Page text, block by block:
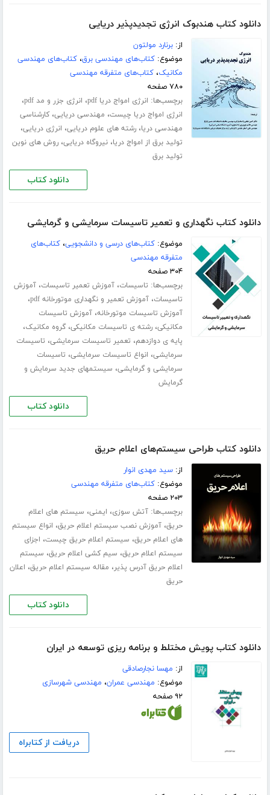
دانلود کتاب هندبوک انرژی تجدیدپذیر دریایی
از:برنارد مولتون
موضوع:کتاب‌های مهندسی برق،کتاب‌های مهندسی
مکانیک،کتاب‌های متفرقه مهندسی
۷۸۰ صفحه
برچسب‌ها: انرژی امواج دریا pdf ، انرژی جزر و مد pdf ،
انرژی امواج دریا چیست، مهندسی دریایی،کارشناسی
مهندسی دریا،رشته های علوم دریایی، انرژی دریایی،
تولید برق از امواج دریا،نیروگاه دریایی،روش های نوین
تولید برق
دانلود کتاب
دانلود کتاب نگهداری و تعمیر تاسیسات سرمایشی و گرمایشی
موضوع:کتاب‌های درسی و دانشجویی،کتاب‌های
متفرقه مهندسی
۳۰۴ صفحه
برچسب‌ها: تاسیسات،آموزش تعمیر تاسیسات،آموزش
تاسیسات،آموزش تعمیر و نگهداری موتورخانه pdf ،
آموزش تاسیسات موتورخانه،آموزش تاسیسات
مکانیکی،رشته ی تاسیسات مکانیکی،گروه مکانیک،
پایه ی دوازدهم، تعمیر تاسیسات سرمایشی، تاسیسات
سرمایشی، انواع تاسیسات سرمایشی، تاسیسات
سرمایشی و گرمایشی، سیستمهای جدید سرمایش و
گرمایش
دانلود کتاب
دانلود کتاب طراحی سیستم‌های اعلام حریق
از:سید مهدی انوار
موضوع:کتاب‌های متفرقه مهندسی
۲۰۳ صفحه
برچسب‌ها:آتش سوزی، ایمنی، سیستم های اعلام
حریق،آموزش نصب سیستم اعلام حریق، انواع سیستم
های اعلام حریق، سیستم اعلام حریق چیست، اجزای
سیستم اعلام حریق، سیم کشی اعلام حریق، سیستم
اعلام حریق آدرس پذیر، مقاله سیستم اعلام حریق، اعلان
حریق
دانلود کتاب
دانلود کتاب پویش مختلط و برنامه ریزی توسعه در ایران
از: مهسا نجارصادقی
موضوع: مهندسی عمران، مهندسی شهرسازی
۹۲ صفحه
دریافت از کتابراه